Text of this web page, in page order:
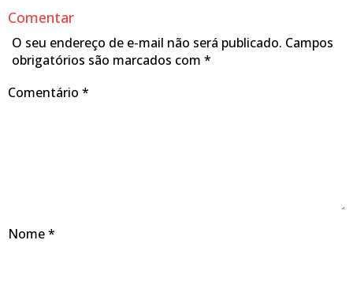
Comentar
O seu endereço de e-mail não será publicado. Campos
obrigatórios são marcados com *
Comentário *
Nome*